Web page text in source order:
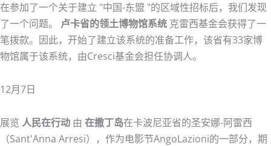
在参加了一个关于建立 "中国-东盟 "的区域性招标后，我们发现
了一个问题。 卢卡省的领土博物馆系统 克雷西基金会获得了一
笔拨款。因此，开始了建立该系统的准备工作，该省有33家博
物馆属于该系统，由Cresci基金会担任协调人。
12月7日
展览 人民在行动 由 在撒丁岛在卡波尼亚省的圣安娜-阿雷西
（Sant'Anna Arresi），作为电影节AngoLazioni的一部分，期